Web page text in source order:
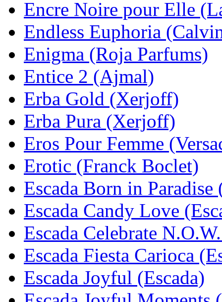
Encre Noire pour Elle
Endless Euphoria
Enigma (Roja Parfums)
Entice 2 (Ajmal)
Erba Gold (Xerjoff)
Erba Pura (Xerjoff)
Eros Pour Femme
Erotic (Franck Boclet)
Escada Born in Paradise
Escada Candy Love
Escada Celebrate
Escada Fiesta Carioca
Escada Joyful (Escada)